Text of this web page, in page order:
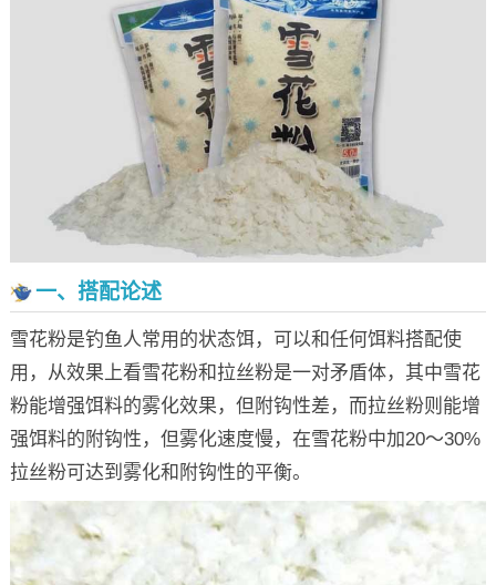
一、搭配论述
雪花粉是钓鱼人常用的状态饵，可以和任何饵料搭配使
用，从效果上看雪花粉和拉丝粉是一对矛盾体，其中雪花
粉能增强饵料的雾化效果，但附钩性差，而拉丝粉则能增
强饵料的附钩性，但雾化速度慢，在雪花粉中加20～30%
拉丝粉可达到雾化和附钩性的平衡。